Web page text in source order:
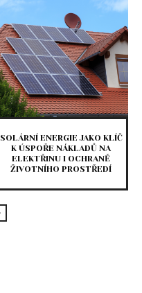
SOLÁRNÍ ENERGIE JAKO KLÍČ
K ÚSPOŘE NÁKLADŮ NA
ELEKTŘINU I OCHRANĚ
ŽIVOTNÍHO PROSTŘEDÍ